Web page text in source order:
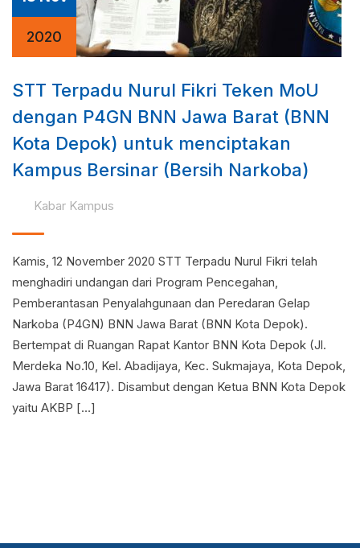
2020
STT Terpadu Nurul Fikri Teken MoU
dengan P4GN BNN Jawa Barat (BNN
Kota Depok) untuk menciptakan
Kampus Bersinar (Bersih Narkoba)
Kabar Kampus
Kamis, 12 November 2020 STT Terpadu Nurul Fikri telah
menghadiri undangan dari Program Pencegahan,
Pemberantasan Penyalahgunaan dan Peredaran Gelap
Narkoba (P4GN) BNN Jawa Barat (BNN Kota Depok).
Bertempat di Ruangan Rapat Kantor BNN Kota Depok (Jl.
Merdeka No.10, Kel. Abadijaya, Kec. Sukmajaya, Kota Depok,
Jawa Barat 16417). Disambut dengan Ketua BNN Kota Depok
yaitu AKBP […]